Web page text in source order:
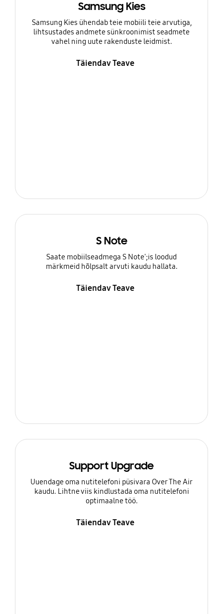
Samsung Kies
Samsung Kies ühendab teie mobiili teie arvutiga,
lihtsustades andmete sünkroonimist seadmete
vahel ning uute rakenduste leidmist.
Täiendav Teave
S Note
Saate mobiilseadmega S Note';is loodud
märkmeid hõlpsalt arvuti kaudu hallata.
Täiendav Teave
Support Upgrade
Uuendage oma nutitelefoni püsivara Over The Air
kaudu. Lihtne viis kindlustada oma nutitelefoni
optimaalne töö.
Täiendav Teave